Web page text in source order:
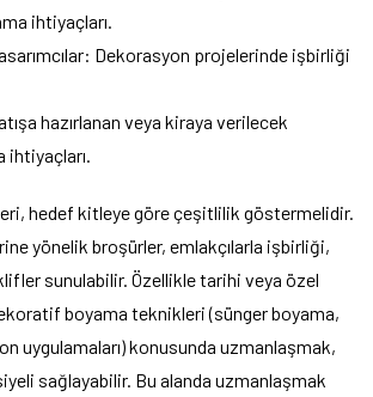
ihtiyaçları.
Dekorasyon projelerinde işbirliği
hazırlanan veya kiraya verilecek
hedef kitleye göre çeşitlilik göstermelidir.
yönelik broşürler, emlakçılarla işbirliği,
sunulabilir. Özellikle tarihi veya özel
boyama teknikleri (sünger boyama,
uygulamaları) konusunda uzmanlaşmak,
sağlayabilir. Bu alanda uzmanlaşmak